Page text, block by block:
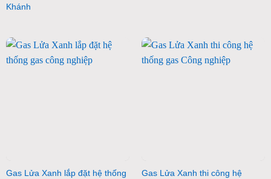
Khánh
Gas Lửa Xanh lắp đặt hệ thống
Gas Lửa Xanh thi công hệ